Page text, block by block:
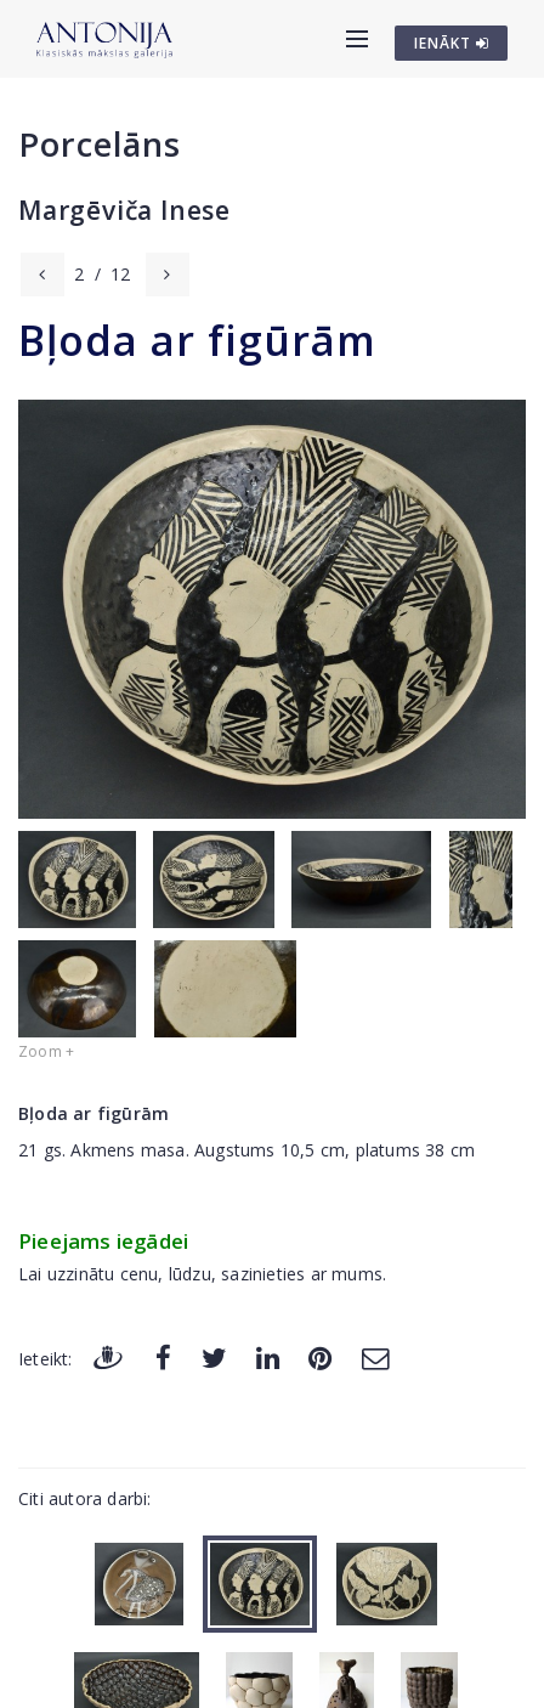
IENĀKT
Porcelāns
Margēviča Inese
2 / 12
Bļoda ar figūrām
Zoom +
Bļoda ar figūrām
21 gs. Akmens masa. Augstums 10,5 cm, platums 38 cm
Pieejams iegādei
Lai uzzinātu cenu, lūdzu, sazinieties ar mums.
Ieteikt:
Citi autora darbi: